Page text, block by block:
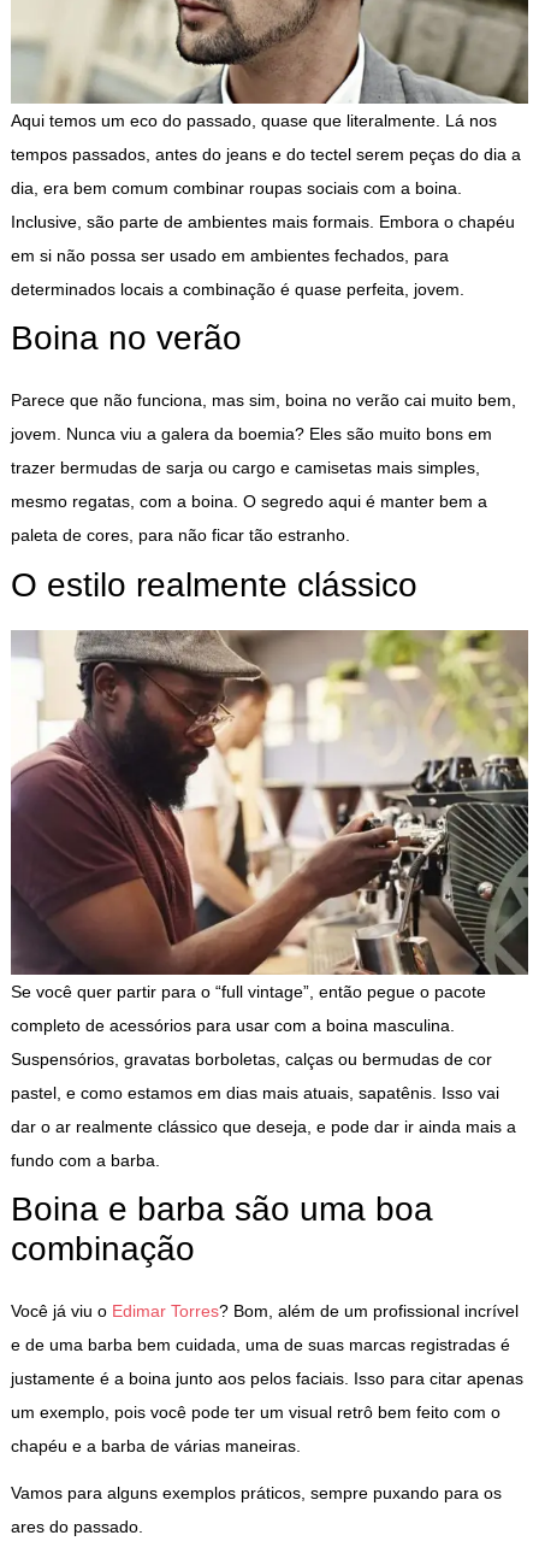
Aqui temos um eco do passado, quase que literalmente. Lá nos
tempos passados, antes do jeans e do tectel serem peças do dia a
dia, era bem comum combinar roupas sociais com a boina.
Inclusive, são parte de ambientes mais formais. Embora o chapéu
em si não possa ser usado em ambientes fechados, para
determinados locais a combinação é quase perfeita, jovem.
Boina no verão
Parece que não funciona, mas sim, boina no verão cai muito bem,
jovem. Nunca viu a galera da boemia? Eles são muito bons em
trazer bermudas de sarja ou cargo e camisetas mais simples,
mesmo regatas, com a boina. O segredo aqui é manter bem a
paleta de cores, para não ficar tão estranho.
O estilo realmente clássico
Se você quer partir para o “full vintage”, então pegue o pacote
completo de acessórios para usar com a boina masculina.
Suspensórios, gravatas borboletas, calças ou bermudas de cor
pastel, e como estamos em dias mais atuais, sapatênis. Isso vai
dar o ar realmente clássico que deseja, e pode dar ir ainda mais a
fundo com a barba.
Boina e barba são uma boa
combinação
Você já viu o Edimar Torres? Bom, além de um profissional incrível
e de uma barba bem cuidada, uma de suas marcas registradas é
justamente é a boina junto aos pelos faciais. Isso para citar apenas
um exemplo, pois você pode ter um visual retrô bem feito com o
chapéu e a barba de várias maneiras.
Vamos para alguns exemplos práticos, sempre puxando para os
ares do passado.